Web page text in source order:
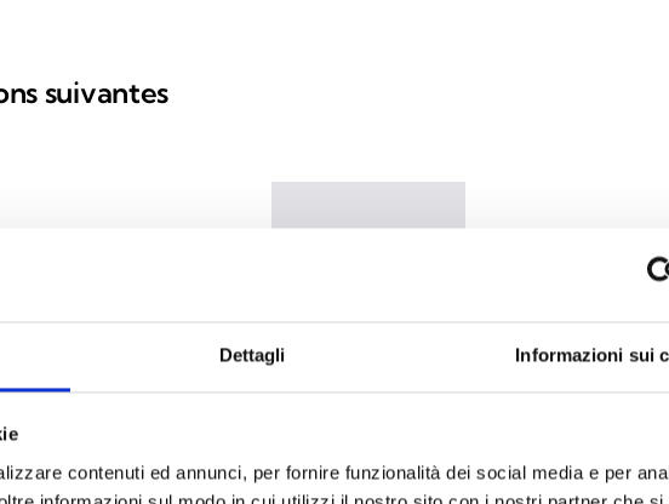
Dettagli Informazioni sui
contenuti ed annunci, per fornire funzionalità dei social media e per
suivantes
Module
batterie séparé
BPS12060S